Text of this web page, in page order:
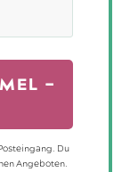
–
Du
Angeboten.